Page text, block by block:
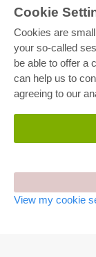
Cookie
Cookies are
your so-called
be able to offer a
can help us to
agreeing to our
View my cookie
Full Package
Department Packages
E-Book Delivery
Frequently Asked
ONLINE STORE
Publish habilitation
Publish conference